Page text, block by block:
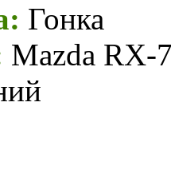
Гонка
Mazda RX-